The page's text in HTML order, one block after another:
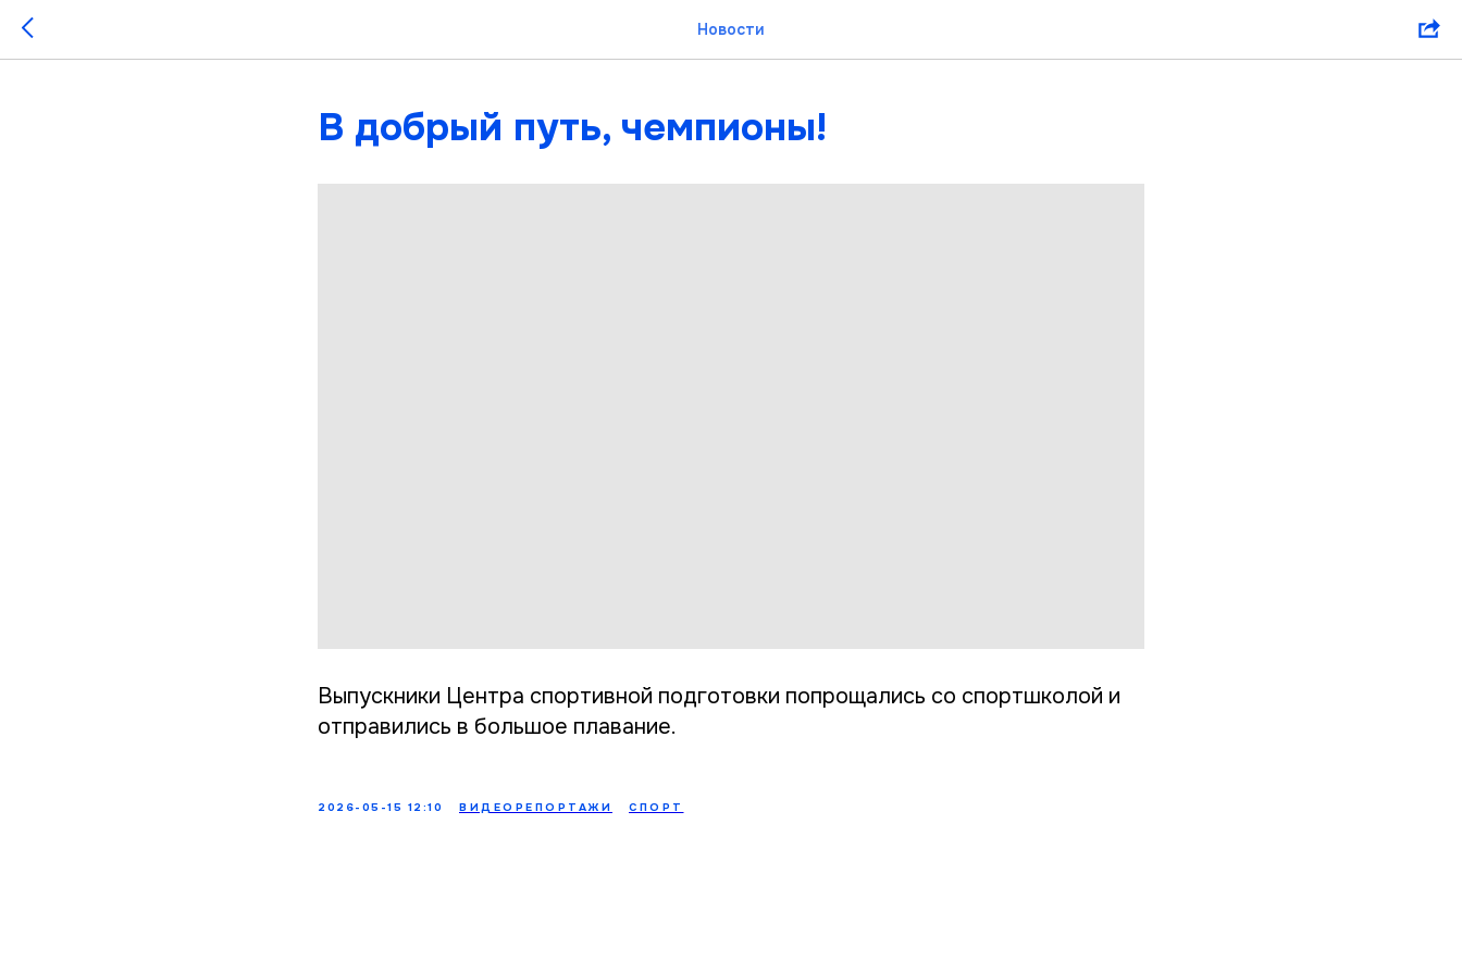
Новости
В добрый путь, чемпионы!
Выпускники Центра спортивной подготовки попрощались со спортшколой и
отправились в большое плавание.
2026-05-15 12:10 ВИДЕОРЕПОРТАЖИ СПОРТ